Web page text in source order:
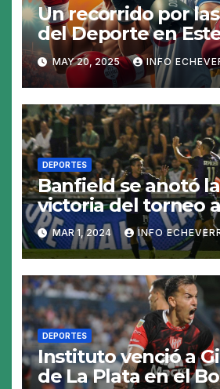
Un recorrido por
del Deporte en
Echeverría
MAY 20, 2025 INFO
DEPORTES
Banfield se anotó
victoria del torneo
Riestra
MAR 1, 2024 INFO
DEPORTES
Instituto venció a
de La Plata en el